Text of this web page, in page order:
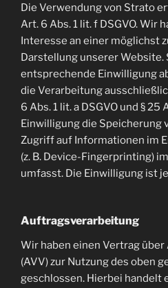
Die Verwendung von Strato
Art. 6 Abs. 1 lit. f DSGVO. Wir
Interesse an einer möglichst
Darstellung unserer Website.
entsprechende Einwilligung
die Verarbeitung
6 Abs. 1 lit. a DSGVO und § 25
Einwilligung die Speicherung
Zugriff auf Informationen im
(z. B. Device-Fingerprinting)
umfasst. Die Einwilligung ist
Auftragsverarbeitung
Wir haben einen Vertrag
(AVV) zur Nutzung des oben
geschlossen. Hierbei handelt